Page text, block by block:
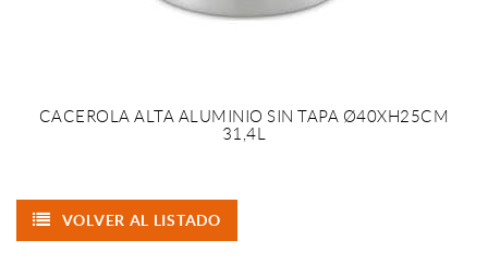
CACEROLA ALTA ALUMINIO SIN TAPA Ø40XH25CM
31,4L
VOLVER AL LISTADO